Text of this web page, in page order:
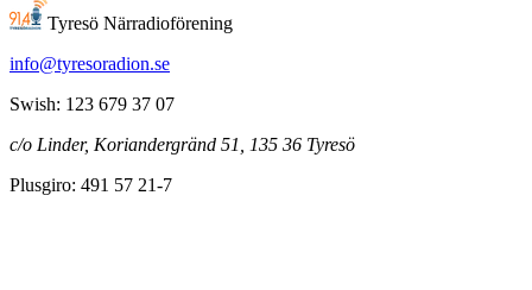
Tyresö Närradioförening
info@tyresoradion.se
Swish: 123 679 37 07
c/o Linder, Koriandergränd 51, 135 36 Tyresö
Plusgiro: 491 57 21-7